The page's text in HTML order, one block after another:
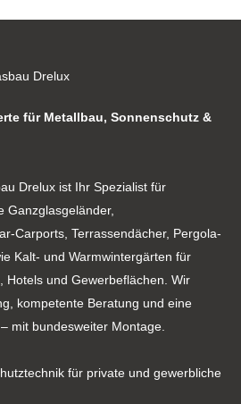
für Metallbau, Sonnenschutz &
Drelux ist Ihr Spezialist für
Ganzglasgeländer,
Carports, Terrassendächer, Pergola-
Kalt- und Warmwintergärten für
Hotels und Gewerbeflächen. Wir
kompetente Beratung und eine
mit bundesweiter Montage.
für private und gewerbliche